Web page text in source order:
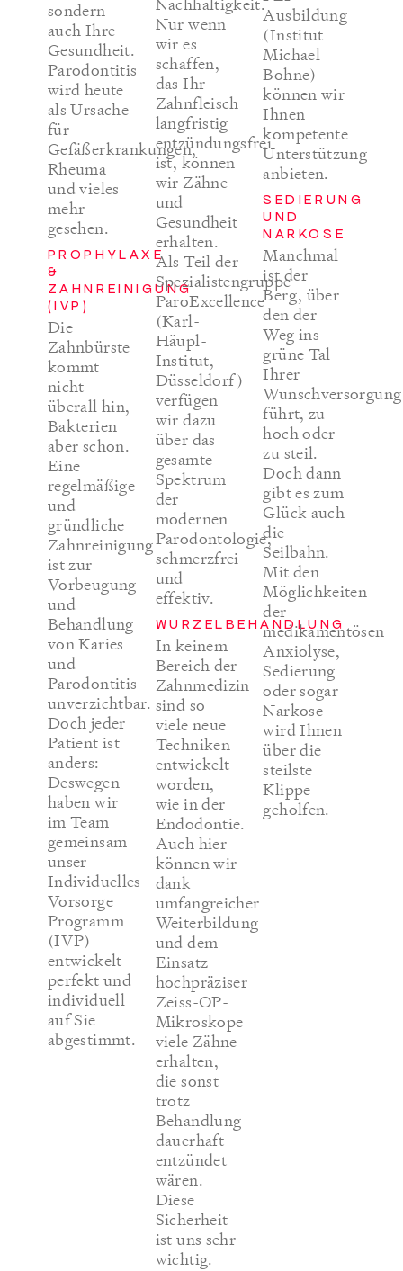
sondern
auch Ihre
Gesundheit.
Parodontitis
wird heute
als Ursache
für
Gefäßerkrankungen,
Rheuma
und vieles
mehr
gesehen.
PROPHYLAXE
&
ZAHNREINIGUNG
(IVP)
Die
Zahnbürste
kommt
nicht
überall hin,
Bakterien
aber schon.
Eine
regelmäßige
und
gründliche
Zahnreinigung
ist zur
Vorbeugung
und
Behandlung
von Karies
und
Parodontitis
unverzichtbar.
Doch jeder
Patient ist
anders:
Deswegen
haben wir
im Team
gemeinsam
unser
Individuelles
Vorsorge
Programm
(IVP)
entwickelt -
perfekt und
individuell
auf Sie
abgestimmt.
Nachhaltigkeit.
Nur wenn
wir es
schaffen,
das Ihr
Zahnfleisch
langfristig
entzündungsfrei
ist, können
wir Zähne
und
Gesundheit
erhalten.
Als Teil der
Spezialistengruppe
ParoExcellence
(Karl-
Häupl-
Institut,
Düsseldorf)
verfügen
wir dazu
über das
gesamte
Spektrum
der
modernen
Parodontologie,
schmerzfrei
und
effektiv.
WURZELBEHANDLUNG
In keinem
Bereich der
Zahnmedizin
sind so
viele neue
Techniken
entwickelt
worden,
wie in der
Endodontie.
Auch hier
können wir
dank
umfangreicher
Weiterbildung
und dem
Einsatz
hochpräziser
Zeiss-OP-
Mikroskope
viele Zähne
erhalten,
die sonst
trotz
Behandlung
dauerhaft
entzündet
wären.
Diese
Sicherheit
ist uns sehr
wichtig.
Ausbildung
(Institut
Michael
Bohne)
können wir
Ihnen
kompetente
Unterstützung
anbieten.
SEDIERUNG
UND
NARKOSE
Manchmal
ist der
Berg, über
den der
Weg ins
grüne Tal
Ihrer
Wunschversorgung
führt, zu
hoch oder
zu steil.
Doch dann
gibt es zum
Glück auch
die
Seilbahn.
Mit den
Möglichkeiten
der
medikamentösen
Anxiolyse,
Sedierung
oder sogar
Narkose
wird Ihnen
über die
steilste
Klippe
geholfen.